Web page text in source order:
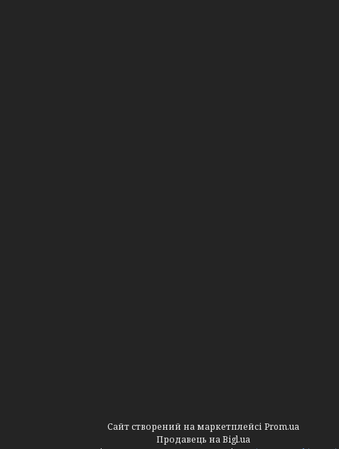
Сайт створений на маркетплейсі Prom.ua
Продавець на Bigl.ua